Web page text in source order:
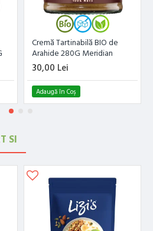
Cremă Tartinabilă BIO de
Arahide 280G Meridian
30,00 Lei
Adaugă în Coş
SI